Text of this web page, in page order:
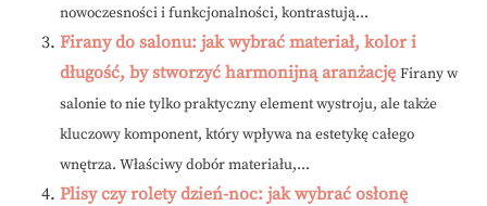
nowoczesności i funkcjonalności, kontrastują...
Firany do salonu: jak wybrać materiał, kolor i
długość, by stworzyć harmonijną aranżację Firany w
salonie to nie tylko praktyczny element wystroju, ale także
kluczowy komponent, który wpływa na estetykę całego
wnętrza. Właściwy dobór materiału,...
Plisy czy rolety dzień-noc: jak wybrać osłonę